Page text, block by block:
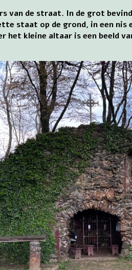
van de straat. In de grot
staat op de grond, in een
het kleine altaar is een beeld